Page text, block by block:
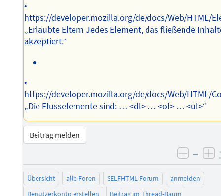
•
https://developer.mozilla.org/de/docs/Web/HTML/
„Erlaubte Eltern Jedes Element, das fließende
akzeptiert.“
•
https://developer.mozilla.org/de/docs/Web/HTML/
„Die Flusselemente sind: … <dl> … <ol> … <ul>“
Beitrag melden
–
Übersicht alle Foren SELFHTML-Forum
anmelden
Benutzerkonto erstellen
Beitrag im Thread-Baum